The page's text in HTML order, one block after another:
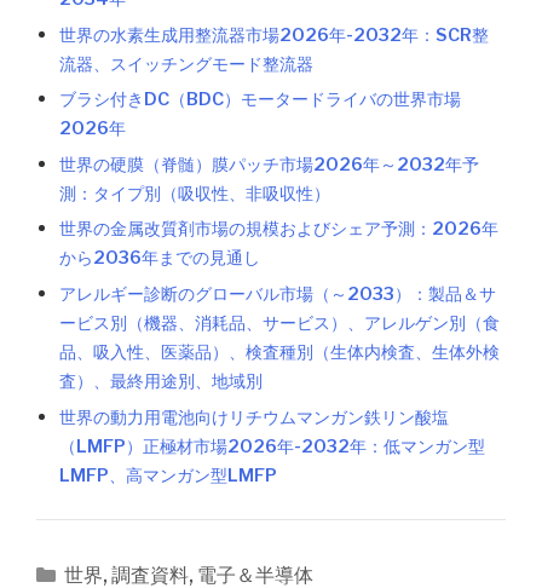
世界の水素生成用整流器市場2026年-2032年：SCR整
流器、スイッチングモード整流器
ブラシ付きDC（BDC）モータードライバの世界市場
2026年
世界の硬膜（脊髄）膜パッチ市場2026年～2032年予
測：タイプ別（吸収性、非吸収性）
世界の金属改質剤市場の規模およびシェア予測：2026年
から2036年までの見通し
アレルギー診断のグローバル市場（～2033）：製品＆サ
ービス別（機器、消耗品、サービス）、アレルゲン別（食
品、吸入性、医薬品）、検査種別（生体内検査、生体外検
査）、最終用途別、地域別
世界の動力用電池向けリチウムマンガン鉄リン酸塩
（LMFP）正極材市場2026年-2032年：低マンガン型
LMFP、高マンガン型LMFP
カ
世界, 調査資料, 電子＆半導体